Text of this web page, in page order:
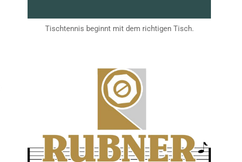
Tischtennis beginnt mit dem richtigen Tisch.